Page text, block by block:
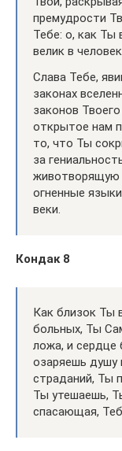
премудрости
Тебе: о, как Ты
велик в
Слава Тебе,
законах
законов
открытое нам
то, что Ты
за
животворящую
огненные
веки.
Кондак 8
Как близок Ты
больных, Ты
ложа, и сердце
озаряешь душу
страданий, Ты
Ты утешаешь,
спасающая,